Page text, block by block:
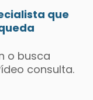
que
o busca
consulta.